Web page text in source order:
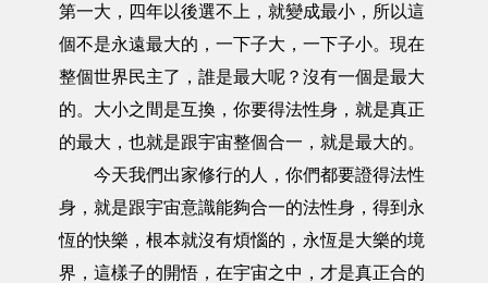
第一大，四年以後選不上，就變成最小，所以這
個不是永遠最大的，一下子大，一下子小。現在
整個世界民主了，誰是最大呢？沒有一個是最大
的。大小之間是互換，你要得法性身，就是真正
的最大，也就是跟宇宙整個合一，就是最大的。
今天我們出家修行的人，你們都要證得法性
身，就是跟宇宙意識能夠合一的法性身，得到永
恆的快樂，根本就沒有煩惱的，永恆是大樂的境
界，這樣子的開悟，在宇宙之中，才是真正合的